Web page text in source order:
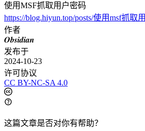
使用MSF抓取用户密码
https://blog.hiyun.top/posts/使用msf抓取
作者
𝑶𝒃𝒔𝒊𝒅𝒊𝒂𝒏
发布于
2024-10-23
许可协议
CC BY-NC-SA 4.0
这篇文章是否对你有帮助？